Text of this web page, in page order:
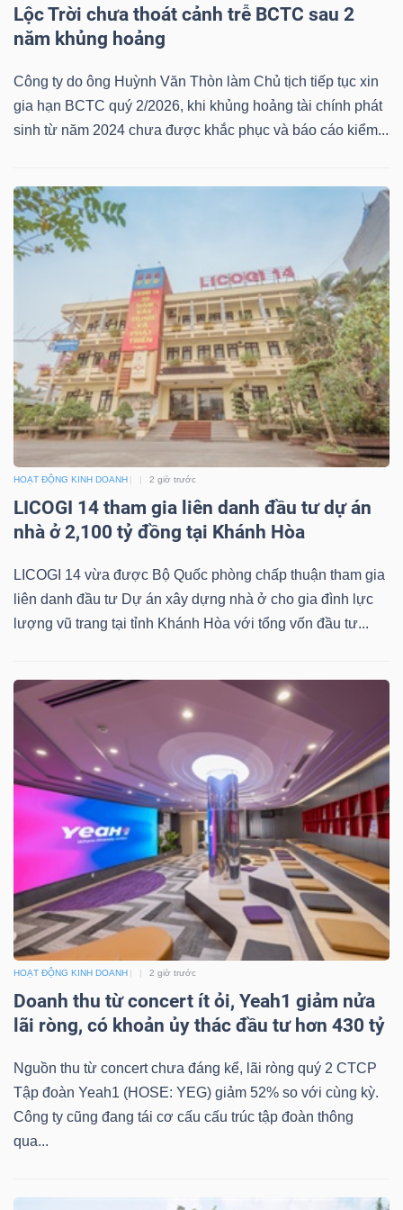
Lộc Trời chưa thoát cảnh trễ BCTC sau 2
năm khủng hoảng
Công ty do ông Huỳnh Văn Thòn làm Chủ tịch tiếp tục xin
gia hạn BCTC quý 2/2026, khi khủng hoảng tài chính phát
sinh từ năm 2024 chưa được khắc phục và báo cáo kiểm...
HOẠT ĐỘNG KINH DOANH 2 giờ trước
LICOGI 14 tham gia liên danh đầu tư dự án
nhà ở 2,100 tỷ đồng tại Khánh Hòa
LICOGI 14 vừa được Bộ Quốc phòng chấp thuận tham gia
liên danh đầu tư Dự án xây dựng nhà ở cho gia đình lực
lượng vũ trang tại tỉnh Khánh Hòa với tổng vốn đầu tư...
HOẠT ĐỘNG KINH DOANH 2 giờ trước
Doanh thu từ concert ít ỏi, Yeah1 giảm nửa
lãi ròng, có khoản ủy thác đầu tư hơn 430 tỷ
Nguồn thu từ concert chưa đáng kể, lãi ròng quý 2 CTCP
Tập đoàn Yeah1 (HOSE: YEG) giảm 52% so với cùng kỳ.
Công ty cũng đang tái cơ cấu cấu trúc tập đoàn thông
qua...
PHIẾU
CỤ
ĐẦU
TƯ
TRUY
XUẤT
DỮ
LIỆU
Ngành
VS-
NĂNG
LƯỢNG
NGUYÊN
CÔNG
NGHIỆP
TIÊU
DÙNG